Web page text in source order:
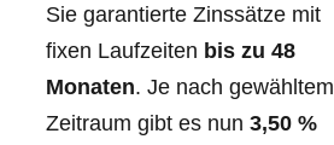
Sie garantierte Zinssätze mit
fixen Laufzeiten bis zu 48
Monaten. Je nach gewähltem
Zeitraum gibt es nun 3,50 %